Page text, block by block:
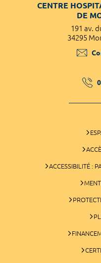
CENTRE
DE
191 av.
34295
ACCESSIBILITÉ :